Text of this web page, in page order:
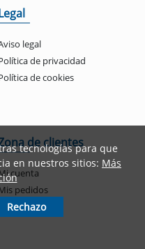
legal
de privacidad
de cookies
de clientes
cuenta
pedidos
tecnologías para que
en nuestros sitios: Más
Rechazo